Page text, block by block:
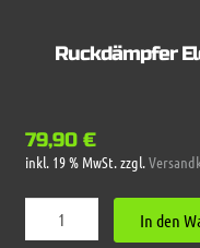
Ruckdämpfer
79,90 €
inkl. 19 % MwSt.zzgl.
Element
In den